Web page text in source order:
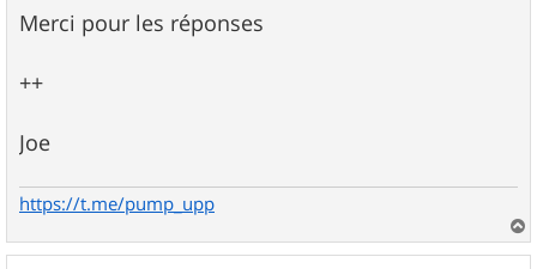
Merci pour les réponses
++
Joe
https://t.me/pump_upp
a